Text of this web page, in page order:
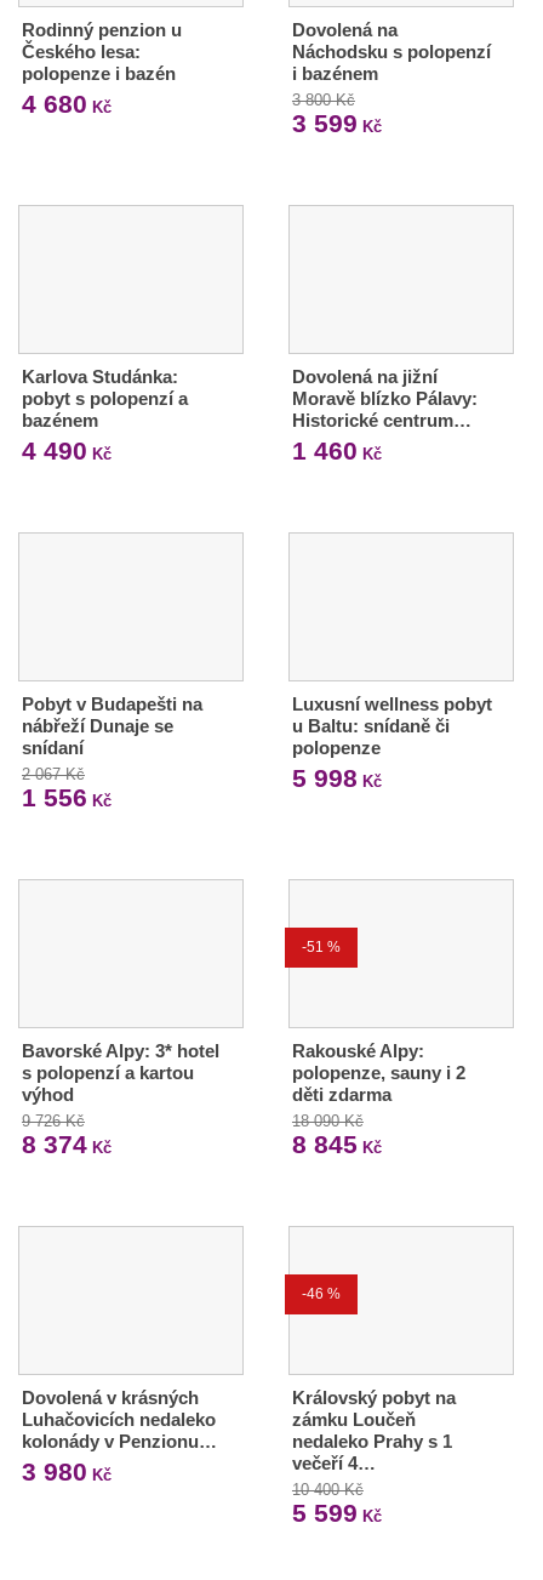
Rodinný penzion u
Českého lesa:
polopenze i bazén
4 680 Kč
Dovolená na
Náchodsku s polopenzí
i bazénem
3 800 Kč
3 599 Kč
Karlova Studánka:
pobyt s polopenzí a
bazénem
4 490 Kč
Dovolená na jižní
Moravě blízko Pálavy:
Historické centrum…
1 460 Kč
Pobyt v Budapešti na
nábřeží Dunaje se
snídaní
2 067 Kč
1 556 Kč
Luxusní wellness pobyt
u Baltu: snídaně či
polopenze
5 998 Kč
Bavorské Alpy: 3* hotel
s polopenzí a kartou
výhod
9 726 Kč
8 374 Kč
-51 %
Rakouské Alpy:
polopenze, sauny i 2
děti zdarma
18 090 Kč
8 845 Kč
Dovolená v krásných
Luhačovicích nedaleko
kolonády v Penzionu…
3 980 Kč
-46 %
Královský pobyt na
zámku Loučeň
nedaleko Prahy s 1
večeří 4…
10 400 Kč
5 599 Kč